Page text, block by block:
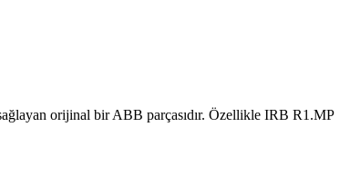
orijinal bir ABB parçasıdır. Özellikle IRB R1.MP